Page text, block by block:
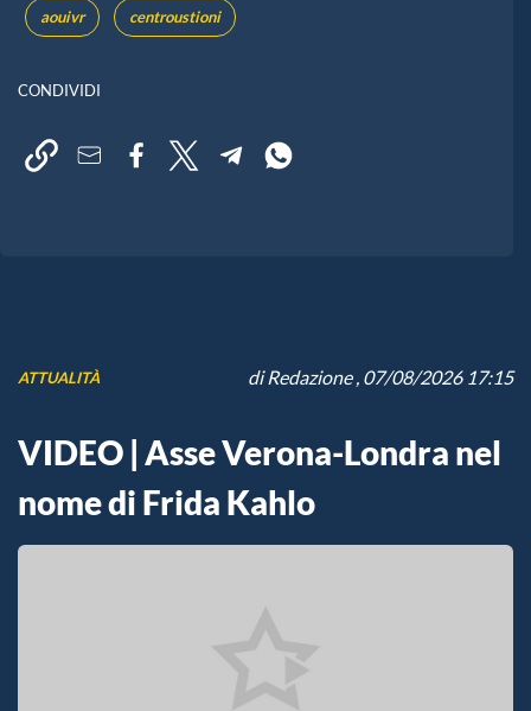
aouivr centroustioni
CONDIVIDI
ATTUALITÀ diRedazione, 07/08/2026 17:15
VIDEO | Asse Verona-Londra nel
nome di Frida Kahlo